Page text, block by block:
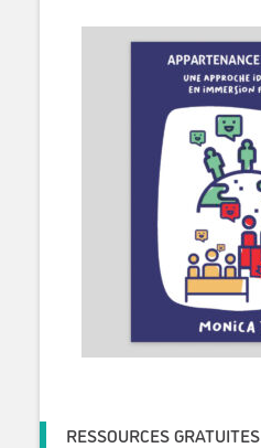
RESSOURCES GRATUITES